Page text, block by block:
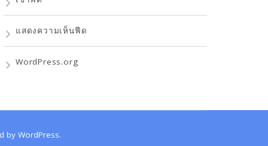
แสดงความเห็นฟีด
WordPress.org
by WordPress.